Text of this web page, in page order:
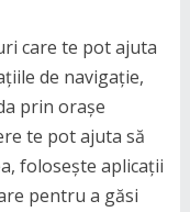
care te pot ajuta
de navigație,
prin orașe
te pot ajuta să
folosește aplicații
pentru a găsi